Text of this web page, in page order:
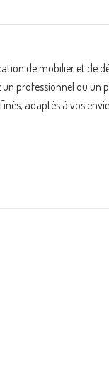
de mobilier et de
professionnel ou
adaptés à vos